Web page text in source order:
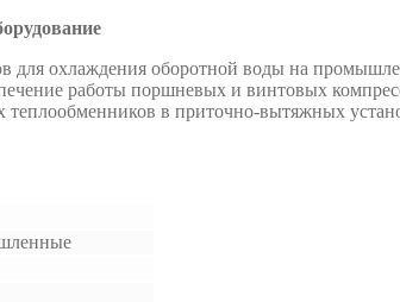
для охлаждения оборотной воды на
работы поршневых и винтовых
в приточно-вытяжных